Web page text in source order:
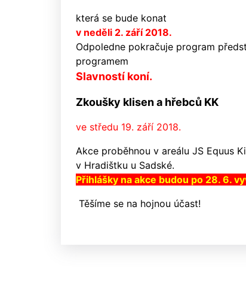
která se bude konat
v neděli 2. září 2018.
Odpoledne pokračuje program
programem
Slavností koní.
Zkoušky klisen a hřebců KK
ve středu 19. září 2018.
Akce proběhnou v areálu JS Equus
v Hradištku u Sadské.
Přihlášky na akce budou po 28. 6.
Těšíme se na hojnou účast!